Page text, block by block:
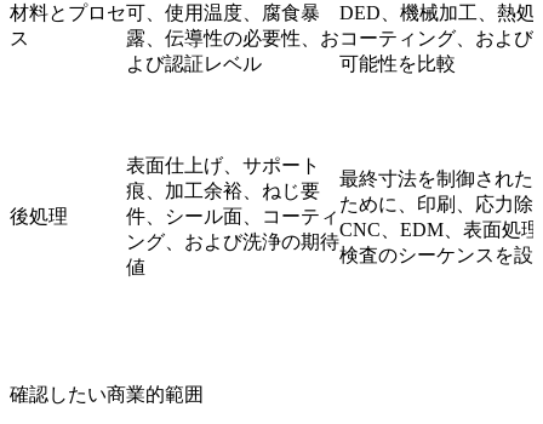
材料とプロセ
ス
可、使用温度、腐食暴
露、伝導性の必要性、お
よび認証レベル
DED、機械加工、熱処
コーティング、および
可能性を比較
後処理
表面仕上げ、サポート
痕、加工余裕、ねじ要
件、シール面、コーティ
ング、および洗浄の期待
値
最終寸法を制御された
ために、印刷、応力除
CNC、EDM、表面処
検査のシーケンスを設
確認したい商業的範囲